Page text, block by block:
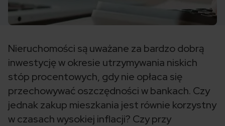
Nieruchomości są uważane za bardzo dobrą
inwestycję w okresie utrzymywania niskich
stóp procentowych, gdy nie opłaca się
przechowywać oszczędności w bankach. Czy
jednak zakup mieszkania jest równie korzystny
w czasach wysokiej inflacji? Czy przy